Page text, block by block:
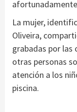
La mujer,
Oliveira,
grabadas por las
otras personas
atención a los
piscina.